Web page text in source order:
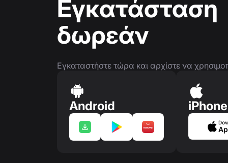
Εγκατάσταση
δωρεάν
Εγκαταστήστε τώρα και αρχίστε να
Android iPhone